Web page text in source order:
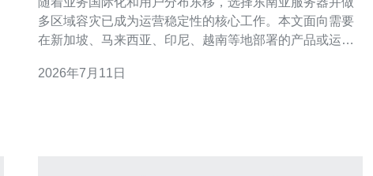
多区域容灾已成为运营稳定性的核心工作。本文面向需要
在新加坡、马来西亚、印尼、越南等地部署的产品或运营
南。 首先要明确容灾目标：RTO（恢复时间目标）与
2026年7月11日